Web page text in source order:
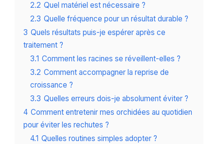
2.2 Quel matériel est nécessaire ?
2.3 Quelle fréquence pour un résultat durable ?
3 Quels résultats puis-je espérer après ce
traitement ?
3.1 Comment les racines se réveillent-elles ?
3.2 Comment accompagner la reprise de
croissance ?
3.3 Quelles erreurs dois-je absolument éviter ?
4 Comment entretenir mes orchidées au quotidien
pour éviter les rechutes ?
4.1 Quelles routines simples adopter ?